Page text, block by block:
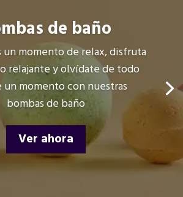
de baño
un momento de relax, disfruta
relajante y olvídate de todo
momento con nuestras
bombas de baño
Ver ahora